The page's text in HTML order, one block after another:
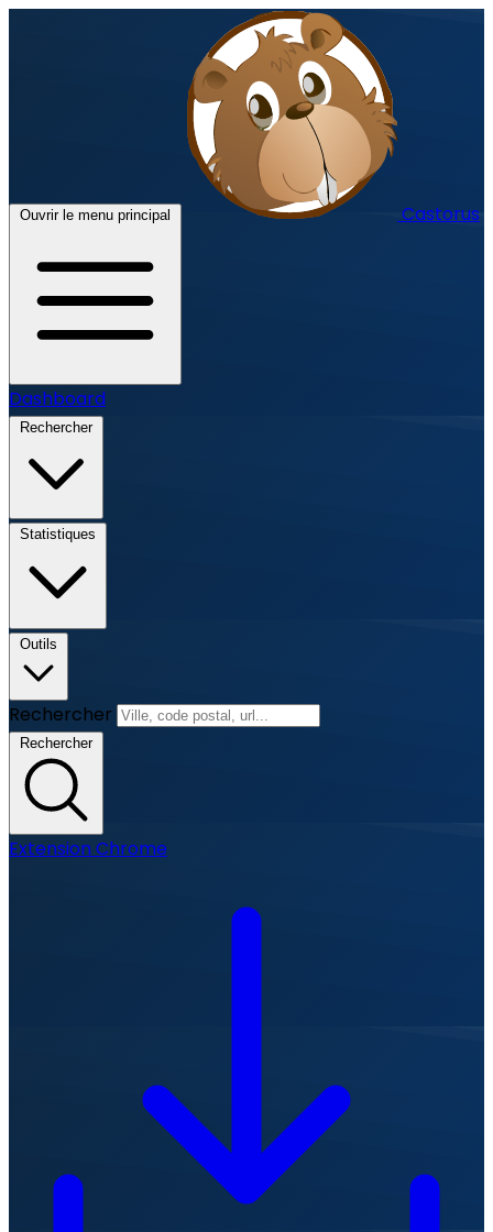
Ouvrir le menu principal Castorus
Dashboard
Rechercher
Statistiques
Outils
Rechercher
Rechercher
Extension Chrome